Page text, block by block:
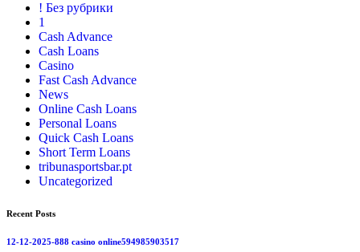
! Без рубрики
1
Cash Advance
Cash Loans
Casino
Fast Cash Advance
News
Online Cash Loans
Personal Loans
Quick Cash Loans
Short Term Loans
tribunasportsbar.pt
Uncategorized
Recent Posts
12-12-2025-888 casino online594985903517